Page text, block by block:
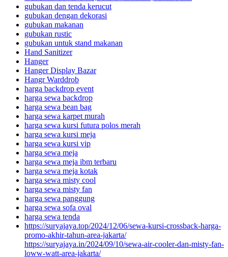
gubukan dan tenda kerucut
gubukan dengan dekorasi
gubukan makanan
gubukan rustic
gubukan untuk stand makanan
Hand Sanitizer
Hanger
Hanger Display Bazar
Hangr Warddrob
harga backdrop event
harga sewa backdrop
harga sewa bean bag
harga sewa karpet murah
harga sewa kursi futura polos merah
harga sewa kursi meja
harga sewa kursi vip
harga sewa meja
harga sewa meja ibm terbaru
harga sewa meja kotak
harga sewa misty cool
harga sewa misty fan
harga sewa panggung
harga sewa sofa oval
harga sewa tenda
https://suryajaya.top/2024/12/06/sewa-kursi-crossback-harga-
promo-akhir-tahun-area-jakarta/
https://suryajaya.in/2024/09/10/sewa-air-cooler-dan-misty-fan-
loww-watt-area-jakarta/